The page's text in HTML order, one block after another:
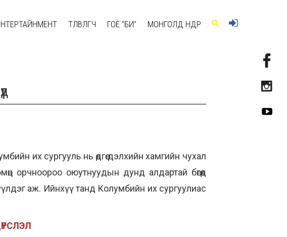
ТӨЛӨВЛӨГЧ ГОЁ "БИ" МОНГОЛД ӨНӨӨДӨР
их сургууль нь өдгөө дэлхийн хамгийн чухал
орчноороо оюутнуудын дунд алдартай бөгөөд
аж. Ийнхүү танд Колумбийн их сургуулиас